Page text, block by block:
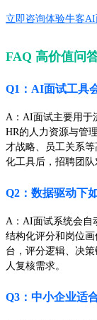
立即咨询体验牛客
FAQ 高价值问
Q1：AI面试工具
A：AI面试主要用于
HR的人力资源与管
才战略、员工关系
化工具后，招聘团队
Q2：数据驱动下
A：AI面试系统会自
结构化评分和岗位
台，评分逻辑、决
人复核需求。
Q3：中小企业适